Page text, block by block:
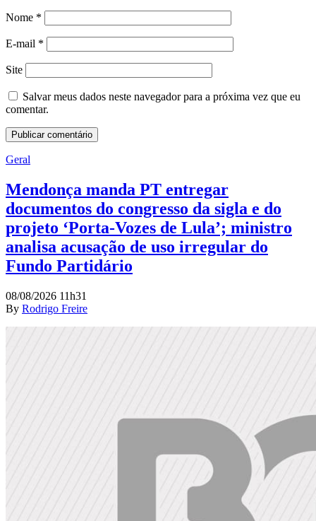
Nome *
E-mail *
Site
Salvar meus dados neste navegador para a próxima vez que eu
comentar.
Geral
Mendonça manda PT entregar
documentos do congresso da sigla e do
projeto ‘Porta-Vozes de Lula’; ministro
analisa acusação de uso irregular do
Fundo Partidário
08/08/2026 11h31
By Rodrigo Freire